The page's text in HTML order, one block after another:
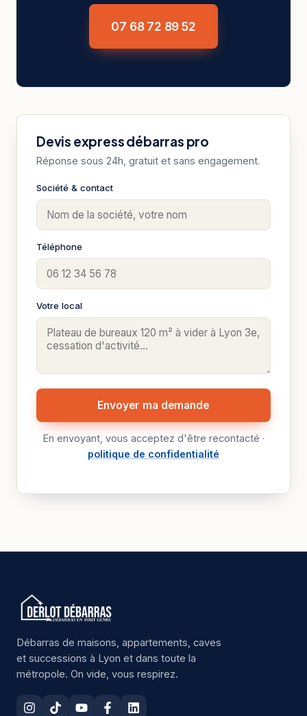
07 68 72 89 52
Devis express débarras pro
Réponse sous 24h, gratuit et sans engagement.
Société & contact
Téléphone
Votre local
Envoyer ma demande
En envoyant, vous acceptez d'être recontacté ·
politique de confidentialité
Débarras de maisons, appartements, caves
et successions à Lyon et dans toute la
métropole. On vide, vous respirez.